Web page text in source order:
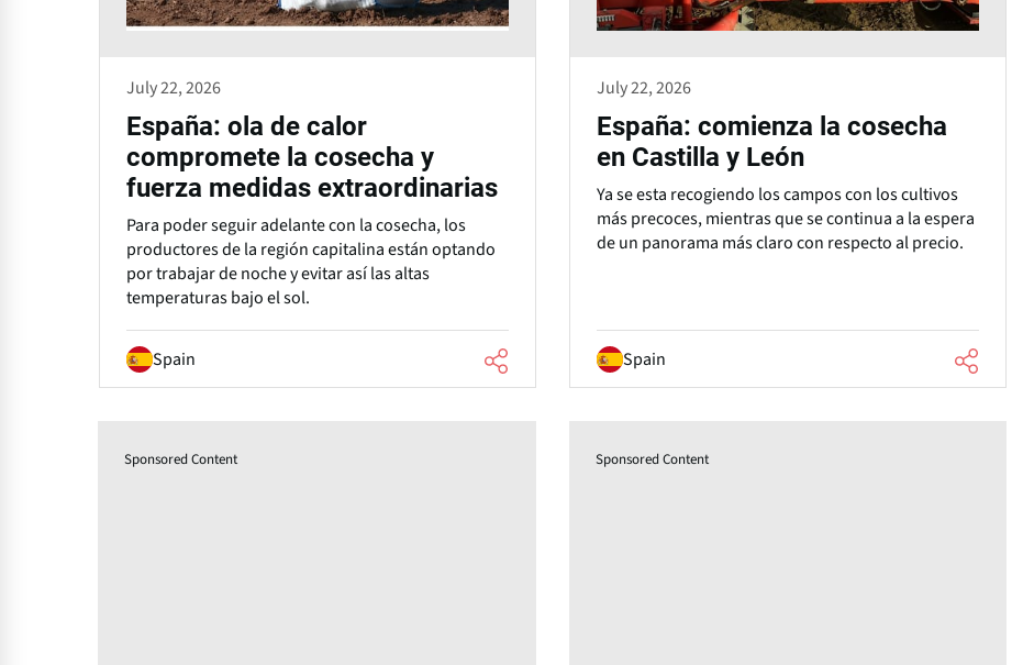
July 22, 2026
España: ola de calor
compromete la cosecha y
fuerza medidas extraordinarias
Para poder seguir adelante con la cosecha, los
productores de la región capitalina están optando
por trabajar de noche y evitar así las altas
temperaturas bajo el sol.
Spain
July 22, 2026
España: comienza la cosecha
en Castilla y León
Ya se esta recogiendo los campos con los cultivos
más precoces, mientras que se continua a la espera
de un panorama más claro con respecto al precio.
Spain
Sponsored Content Sponsored Content